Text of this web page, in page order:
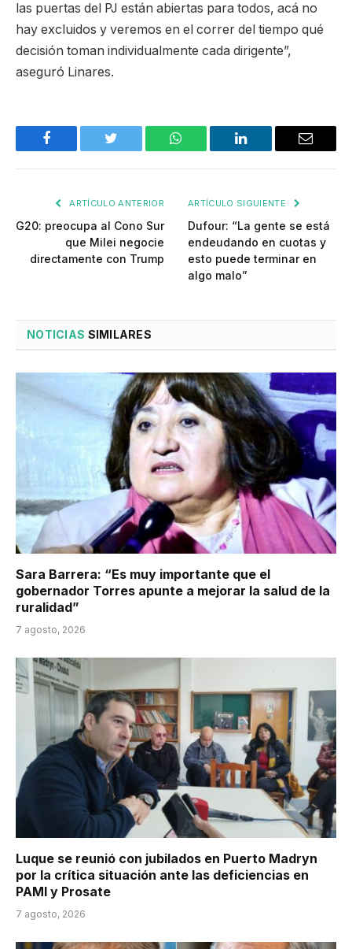
las puertas del PJ están abiertas para todos, acá no
hay excluidos y veremos en el correr del tiempo qué
decisión toman individualmente cada dirigente”,
aseguró Linares.
Facebook Twitter WhatsApp LinkedIn Email
ARTÍCULO ANTERIOR
G20: preocupa al Cono Sur
que Milei negocie
directamente con Trump
ARTÍCULO SIGUIENTE
Dufour: “La gente se está
endeudando en cuotas y
esto puede terminar en
algo malo”
NOTICIAS SIMILARES
Sara Barrera: “Es muy importante que el
gobernador Torres apunte a mejorar la salud de la
ruralidad”
7 agosto, 2026
Luque se reunió con jubilados en Puerto Madryn
por la crítica situación ante las deficiencias en
PAMI y Prosate
7 agosto, 2026